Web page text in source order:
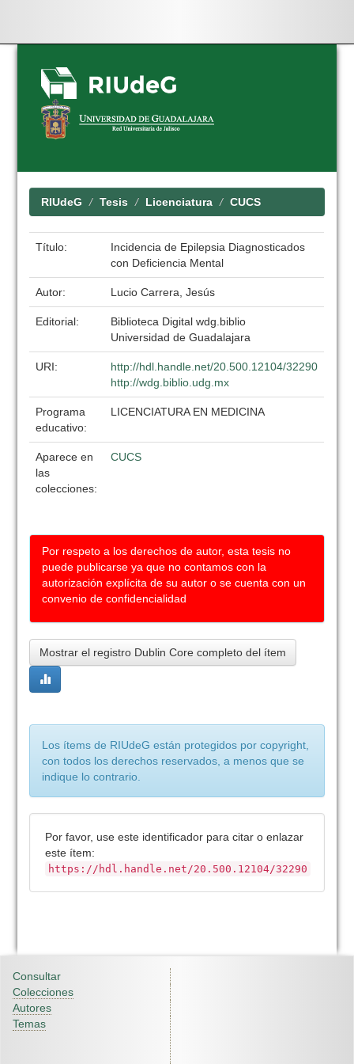
Skip
navigation
RIUdeG Tesis Licenciatura CUCS
Título:
Incidencia de Epilepsia Diagnosticados
con Deficiencia Mental
Autor: Lucio Carrera, Jesús
Editorial:
Biblioteca Digital wdg.biblio
Universidad de Guadalajara
URI:
http://hdl.handle.net/20.500.12104/32290
http://wdg.biblio.udg.mx
Programa
educativo:
LICENCIATURA EN MEDICINA
Aparece en
las
colecciones:
CUCS
Por respeto a los derechos de autor, esta tesis no
puede publicarse ya que no contamos con la
autorización explícita de su autor o se cuenta con un
convenio de confidencialidad
Mostrar el registro Dublin Core completo del ítem
Los ítems de RIUdeG están protegidos por copyright,
con todos los derechos reservados, a menos que se
indique lo contrario.
Por favor, use este identificador para citar o enlazar
este ítem:
https://hdl.handle.net/20.500.12104/32290
Consultar
Colecciones
Autores
Temas